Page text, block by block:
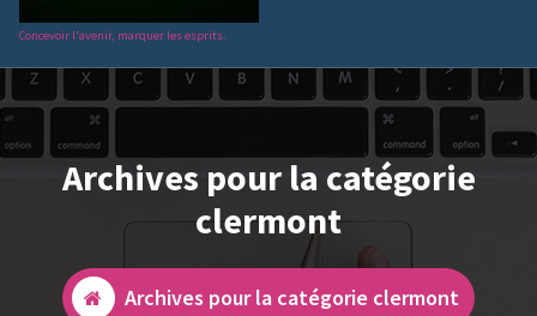
Concevoir l'avenir, marquer les esprits.
Archives pour la catégorie
clermont
Archives pour la catégorie clermont